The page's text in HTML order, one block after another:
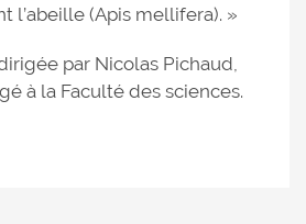
l’abeille (Apis mellifera). »
par Nicolas Pichaud,
à la Faculté des sciences.